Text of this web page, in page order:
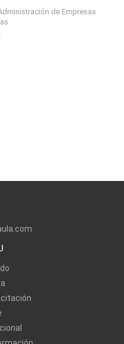
de Empresas